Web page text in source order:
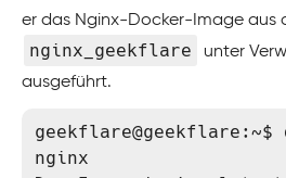
er das Nginx-Docker-Image aus
nginx_geekflare
unter
ausgeführt.
nginx